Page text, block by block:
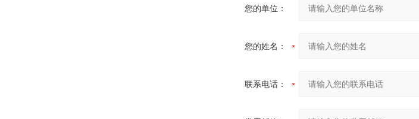
您的单位：
您的姓名：
联系电话：